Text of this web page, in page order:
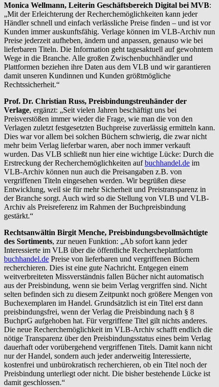
Monica Wellmann, Leiterin Geschäftsbereich Digital bei MVB:
„Mit der Erleichterung der Recherchemöglichkeiten kann jeder
Händler schnell und einfach verlässliche Preise finden – und ist vor
Kunden immer auskunftsfähig. Verlage können im VLB-Archiv nun
Preise jederzeit aufheben, ändern und anpassen, genauso wie bei
lieferbaren Titeln. Die Information geht tagesaktuell auf gewohntem
Wege in die Branche. Alle großen Zwischenbuchhändler und
Plattformen beziehen ihre Daten aus dem VLB und wir garantieren
damit unseren Kundinnen und Kunden größtmögliche
Rechtssicherheit.“
Prof. Dr. Christian Russ, Preisbindungstreuhänder der
Verlage, ergänzt: „Seit vielen Jahren beschäftigt uns bei
Preisverstößen immer wieder die Frage, wie man die von den
Verlagen zuletzt festgesetzten Buchpreise zuverlässig ermitteln kann.
Dies war vor allem bei solchen Büchern schwierig, die zwar nicht
mehr beim Verlag lieferbar waren, aber noch immer verkauft
wurden. Das VLB schließt nun hier eine wichtige Lücke: Durch die
Erstreckung der Recherchemöglichkeiten aufbuchhandel.de im
VLB-Archiv können nun auch die Preisangaben z.B. von
vergriffenen Titeln eingesehen werden. Wir begrüßen diese
Entwicklung, weil sie für mehr Sicherheit und Preistransparenz in
der Branche sorgt. Auch wird so die Stellung von VLB und VLB-
Archiv als Preisreferenz im Rahmen der Buchpreisbindung
gestärkt.“
Rechtsanwältin Birgit Menche, Preisbindungsbevollmächtigte
des Sortiments, zur neuen Funktion: „Ab sofort kann jeder
Interessierte im VLB über die öffentliche Rechercheplattform
buchhandel.de Preise von lieferbaren und vergriffenen Büchern
recherchieren. Dies ist eine gute Nachricht. Entgegen einem
weitverbreiteten Missverständnis fallen Bücher nicht automatisch
aus der Preisbindung, wenn sie beim Verlag vergriffen sind. Nicht
selten befinden sich zu diesem Zeitpunkt noch größere Mengen von
Buchexemplaren im Handel. Grundsätzlich ist ein Titel erst dann
preisbindungsfrei, wenn der Verlag die Preisbindung nach § 8
BuchprG aufgehoben hat. Für vergriffene Titel gilt nichts anderes.
Die neue Recherchemöglichkeit im VLB-Archiv schafft endlich die
nötige Transparenz über den Preisbindungsstatus eines beim Verlag
dauerhaft oder vorübergehend vergriffenen Titels. Damit kann nicht
nur der Handel, sondern auch jeder anderweitig Interessierte,
kostenfrei und unbürokratisch recherchieren, ob ein Titel noch der
Preisbindung unterliegt oder nicht. Die bisher bestehende Lücke ist
damit geschlossen.“